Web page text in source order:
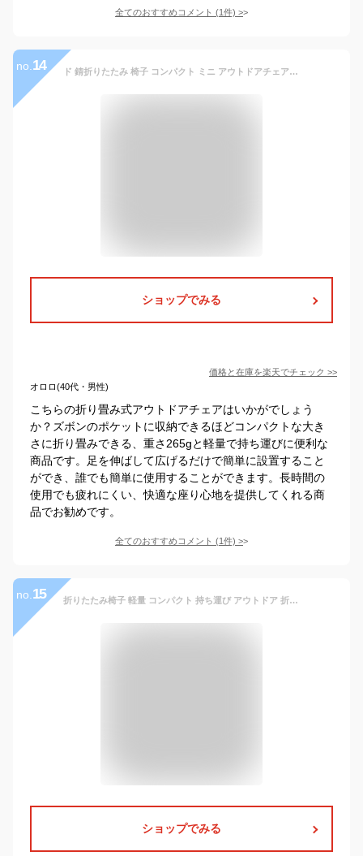
全てのおすすめコメント (1件) >
no. 14 ド 錆折りたたみ 椅子 コンパクト ミニ アウトドアチェア 耐荷重80kg 超軽量 アルミ スツール キャンプチェア イス アウトドア チェア キャンプ用品 伸縮 レジャー ピクニック 収納ラクラク ツーリング ドライブ
ショップでみる
価格と在庫を楽天でチェック >>
オロロ(40代・男性)
こちらの折り畳み式アウトドアチェアはいかがでしょう
か？ズボンのポケットに収納できるほどコンパクトな大き
さに折り畳みできる、重さ265gと軽量で持ち運びに便利な
商品です。足を伸ばして広げるだけで簡単に設置すること
ができ、誰でも簡単に使用することができます。長時間の
使用でも疲れにくい、快適な座り心地を提供してくれる商
品でお勧めです。
全てのおすすめコメント (1件) >
no. 15 折りたたみ椅子 軽量 コンパクト 持ち運び アウトドア 折りたたみチェア キャンプ 折りたたみイス レジャー 低い 旅行 軽い 子供
ショップでみる